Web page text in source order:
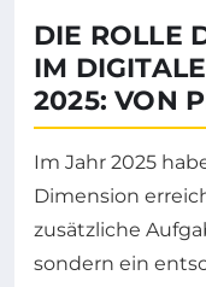
DIE ROLLE
IM
2025: VON
Im Jahr 2025
Dimension
zusätzliche
sondern ein